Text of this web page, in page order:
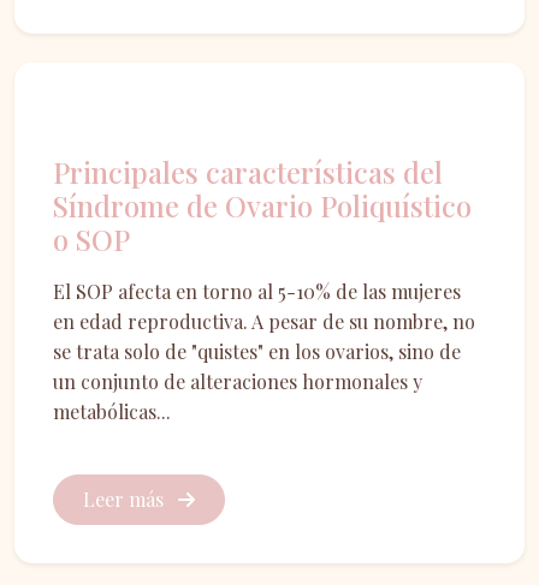
Principales características del
Síndrome de Ovario Poliquístico
o SOP
El SOP afecta en torno al 5-10% de las mujeres
en edad reproductiva. A pesar de su nombre, no
se trata solo de "quistes" en los ovarios, sino de
un conjunto de alteraciones hormonales y
metabólicas...
Leer más